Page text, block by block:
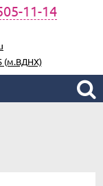
11-14
(м.ВДНХ)